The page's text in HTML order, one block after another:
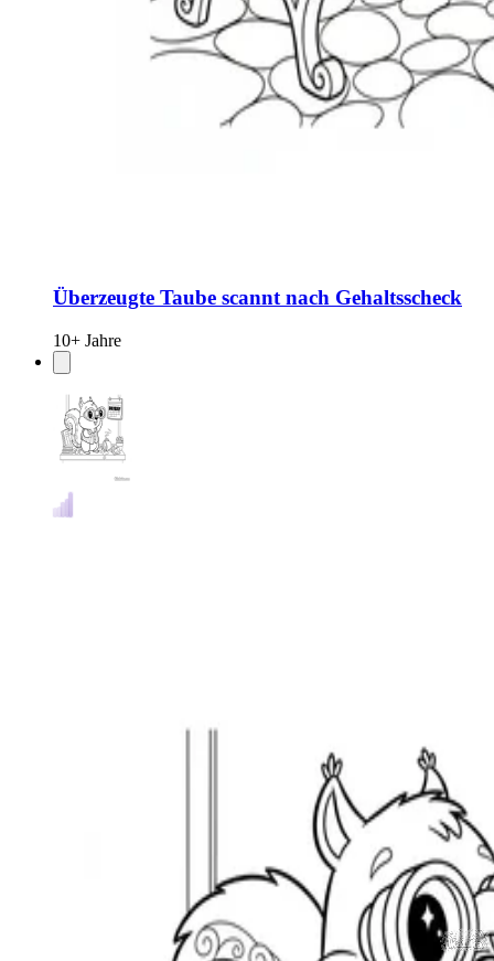
Überzeugte Taube scannt nach Gehaltsscheck
10+ Jahre